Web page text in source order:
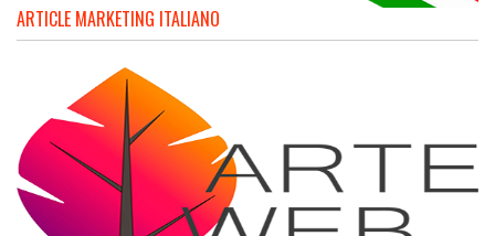
ARTICLE MARKETING ITALIANO